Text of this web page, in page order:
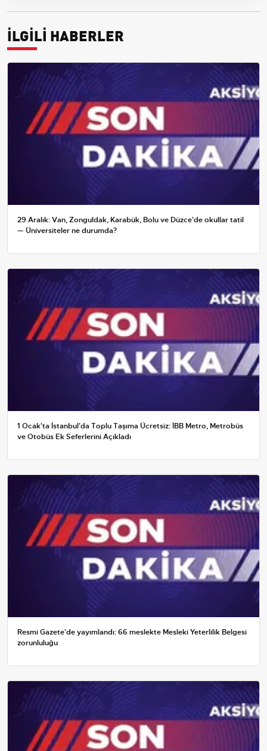
İLGİLİ HABERLER
29 Aralık: Van, Zonguldak, Karabük, Bolu ve Düzce'de okullar tatil
— Üniversiteler ne durumda?
1 Ocak'ta İstanbul'da Toplu Taşıma Ücretsiz: İBB Metro, Metrobüs
ve Otobüs Ek Seferlerini Açıkladı
Resmi Gazete'de yayımlandı: 66 meslekte Mesleki Yeterlilik Belgesi
zorunluluğu